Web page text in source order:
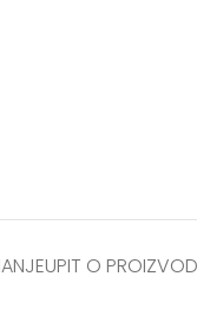
UPIT O